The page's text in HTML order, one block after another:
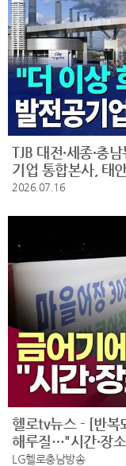
TJB 대전·세종·충
기업 통합본사, 태
2026.07.16
헬로tv뉴스 - [반복
해루질…"시간·장
LG헬로충남방송